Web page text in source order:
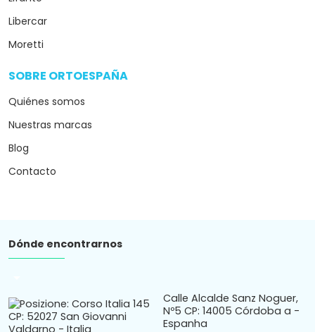
Libercar
Moretti
SOBRE ORTOESPAÑA
Quiénes somos
Nuestras marcas
Blog
Contacto
Dónde encontrarnos
Calle Alcalde Sanz Noguer,
Nº5 CP: 14005 Córdoba a -
Espanha